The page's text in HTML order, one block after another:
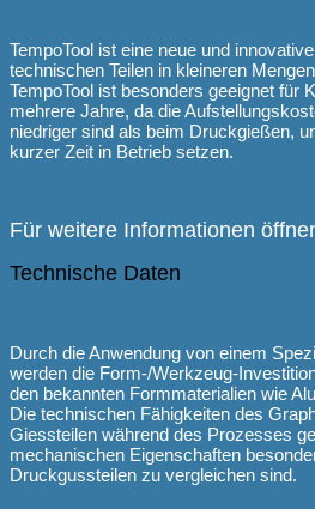
TempoTool ist eine neue und
technischen Teilen in kleineren
TempoTool ist besonders geeignet für
mehrere Jahre, da die
niedriger sind als beim Druckgießen,
kurzer Zeit in Betrieb setzen.
Für weitere Informationen
Technische Daten
Durch die Anwendung von einem
werden die Form-/Werkzeug-
den bekannten Formmaterialien wie
Die technischen Fähigkeiten des
Giessteilen während des Prozesses
mechanischen Eigenschaften
Druckgussteilen zu vergleichen sind.